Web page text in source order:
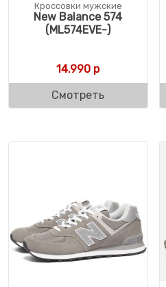
Кроссовки мужские
New Balance 574
(ML574EVE-)
14.990 р
Смотреть